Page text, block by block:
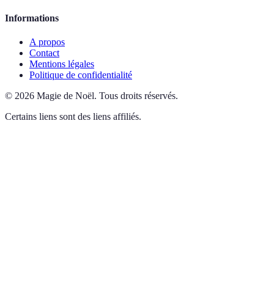
Informations
A propos
Contact
Mentions légales
Politique de confidentialité
© 2026 Magie de Noël. Tous droits réservés.
Certains liens sont des liens affiliés.